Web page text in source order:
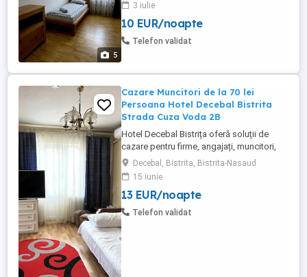
5
persoane 50lei persoană zi
3 iulie
10 EUR/noapte
Telefon validat
Cazare Muncitori de la 70 lei
Persoana Hotel Decebal Bistrita
Strada Cuza Voda 2B
Hotel Decebal Bistrița oferă soluții de
cazare pentru firme, angajați, muncitori,
echipe de tehnicieni, delegații și
colaboratori aflați temporar în Bistrița sau
în județul Bistrița-Năsăud. Suntem un hotel
de 2 stele, situat central în Bistrița, potrivit
pentru companiile care caută cazare
Decebal, Bistrita, Bistrita-Nasaud
15 iunie
13 EUR/noapte
Telefon validat